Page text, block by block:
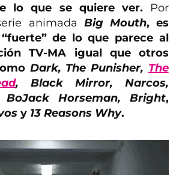
lo que se quiere ver. Por
animada Big Mouth, es
de lo que parece al
TV-MA igual que otros
Dark, The Punisher, The
, Black Mirror, Narcos,
BoJack Horseman, Bright,
y 13 Reasons Why.